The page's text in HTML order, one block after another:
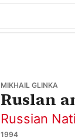
MIKHAIL GLINKA
Ruslan
Russian
1994